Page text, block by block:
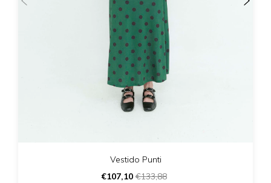
Vestido Punti
€107,10€133,88